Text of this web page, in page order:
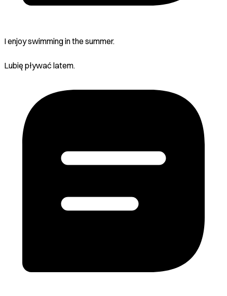
I enjoy swimming in the summer.
Lubię pływać latem.